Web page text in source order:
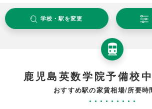
学校・駅を変更
鹿児島英数学院予備校
おすすめ駅の家賃相場/所要時